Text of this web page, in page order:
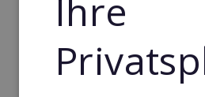
konkurrenzlosen
5.000€
Ihre